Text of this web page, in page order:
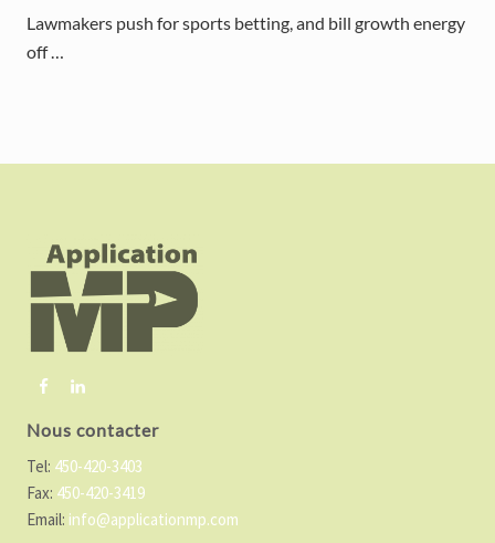
Lawmakers push for sports betting, and bill growth energy
off …
Nous contacter
Tel: 450-420-3403
Fax: 450-420-3419
Email: info@applicationmp.com